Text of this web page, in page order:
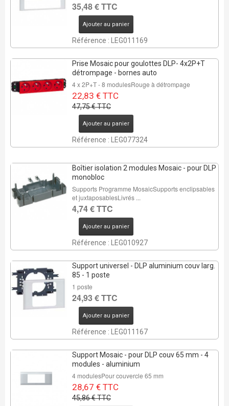
35,48 € TTC
Ajouter au panier
Référence : LEG011169
Prise Mosaic pour goulottes DLP- 4x2P+T
détrompage - bornes auto
4 x 2P+T - 8 modulesRouge à détrompage
22,83 € TTC
47,75 € TTC
Ajouter au panier
Référence : LEG077324
Boîtier isolation 2 modules Mosaic - pour DLP
monobloc
Supports Programme MosaicSupports enclipsables
et juxtaposablesLivrés ...
4,74 € TTC
Ajouter au panier
Référence : LEG010927
Support universel - DLP aluminium couv larg.
85 - 1 poste
1 poste
24,93 € TTC
Ajouter au panier
Référence : LEG011167
Support Mosaic - pour DLP couv 65 mm - 4
modules - aluminium
4 modulesPour couvercle 65 mm
28,67 € TTC
45,86 € TTC